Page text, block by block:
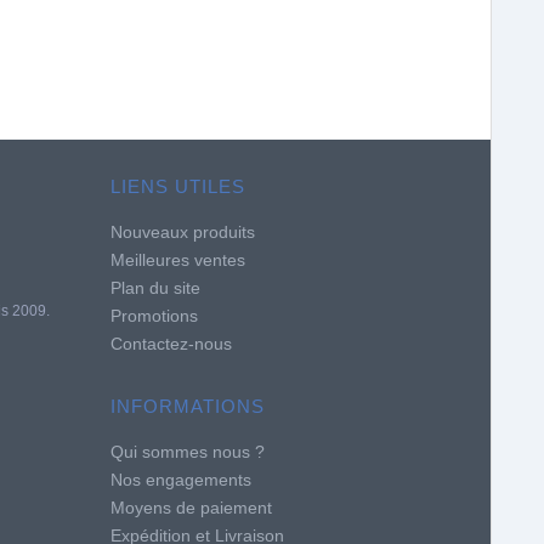
2009.
LIENS UTILES
Nouveaux produits
Meilleures ventes
Plan du site
Promotions
Contactez-nous
INFORMATIONS
Qui sommes nous ?
Nos engagements
Moyens de paiement
Expédition et Livraison